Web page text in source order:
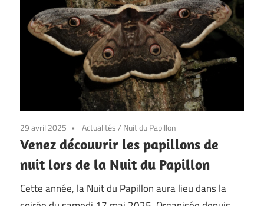
29 avril 2025 Actualités/ Nuit du Papillon
Venez découvrir les papillons de
nuit lors de la Nuit du Papillon
Cette année, la Nuit du Papillon aura lieu dans la